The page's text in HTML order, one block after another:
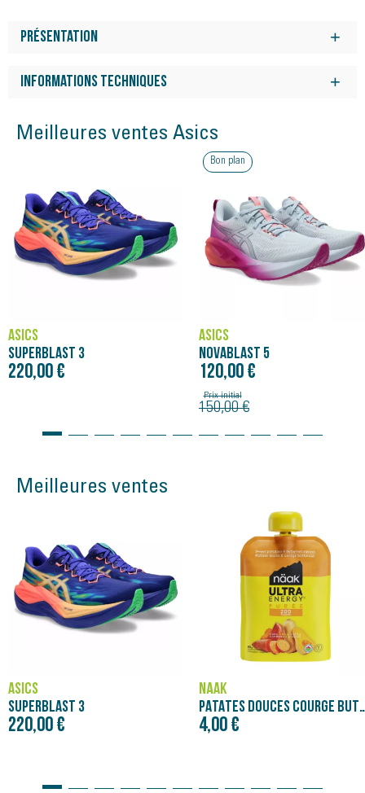
Présentation
Informations techniques
Surface :
Route, Chemin
Drop :
Meilleures ventes Asics
ASICS
SUPERBLAST 3
220,00 €
Bon plan
ASICS
NOVABLAST 5
120,00 €
Prix initial
150,00 €
Meilleures ventes
ASICS
SUPERBLAST 3
220,00 €
NÄAK
PATATES DOUCES COURGE
4,00 €